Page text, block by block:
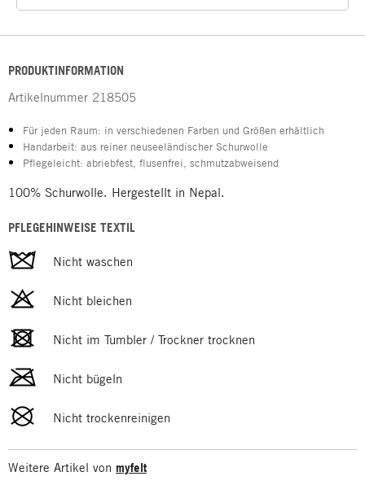
PRODUKTINFORMATION
Artikelnummer 218505
Für jeden Raum: in verschiedenen Farben und Größen erhältlich
Handarbeit: aus reiner neuseeländischer Schurwolle
Pflegeleicht: abriebfest, flusenfrei, schmutzabweisend
100% Schurwolle. Hergestellt in Nepal.
PFLEGEHINWEISE TEXTIL
Nicht waschen
Nicht bleichen
Nicht im Tumbler / Trockner trocknen
Nicht bügeln
Nicht trockenreinigen
Weitere Artikel von myfelt